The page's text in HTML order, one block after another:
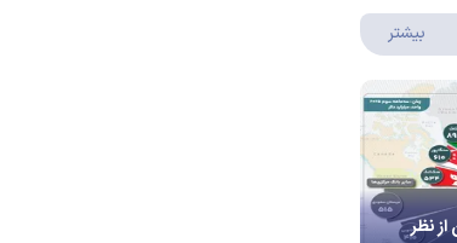
بیشتر درباره اینفوگرافیک
نظر